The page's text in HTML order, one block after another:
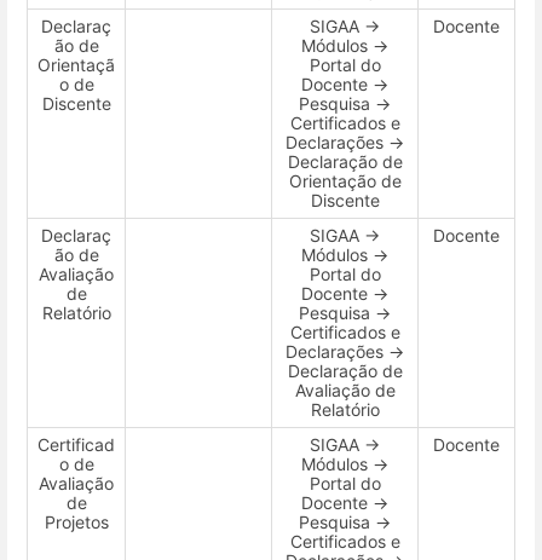
Declaraç
ão de
Orientaçã
o de
Discente
SIGAA →
Módulos →
Portal do
Docente →
Pesquisa →
Certificados e
Declarações →
Declaração de
Orientação de
Discente
Docente
Declaraç
ão de
Avaliação
de
Relatório
SIGAA →
Módulos →
Portal do
Docente →
Pesquisa →
Certificados e
Declarações →
Declaração de
Avaliação de
Relatório
Docente
Certificad
o de
Avaliação
de
Projetos
SIGAA →
Módulos →
Portal do
Docente →
Pesquisa →
Certificados e
Docente